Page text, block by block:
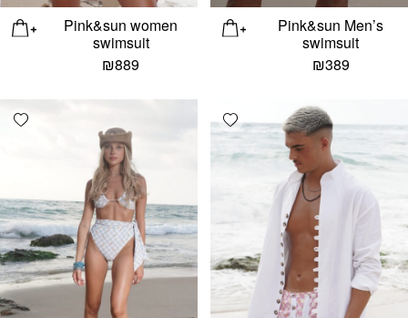
Pink&sun Men’s
swimsuit
₪389
Pink&sun women
swimsuit
₪889
Add wishlist